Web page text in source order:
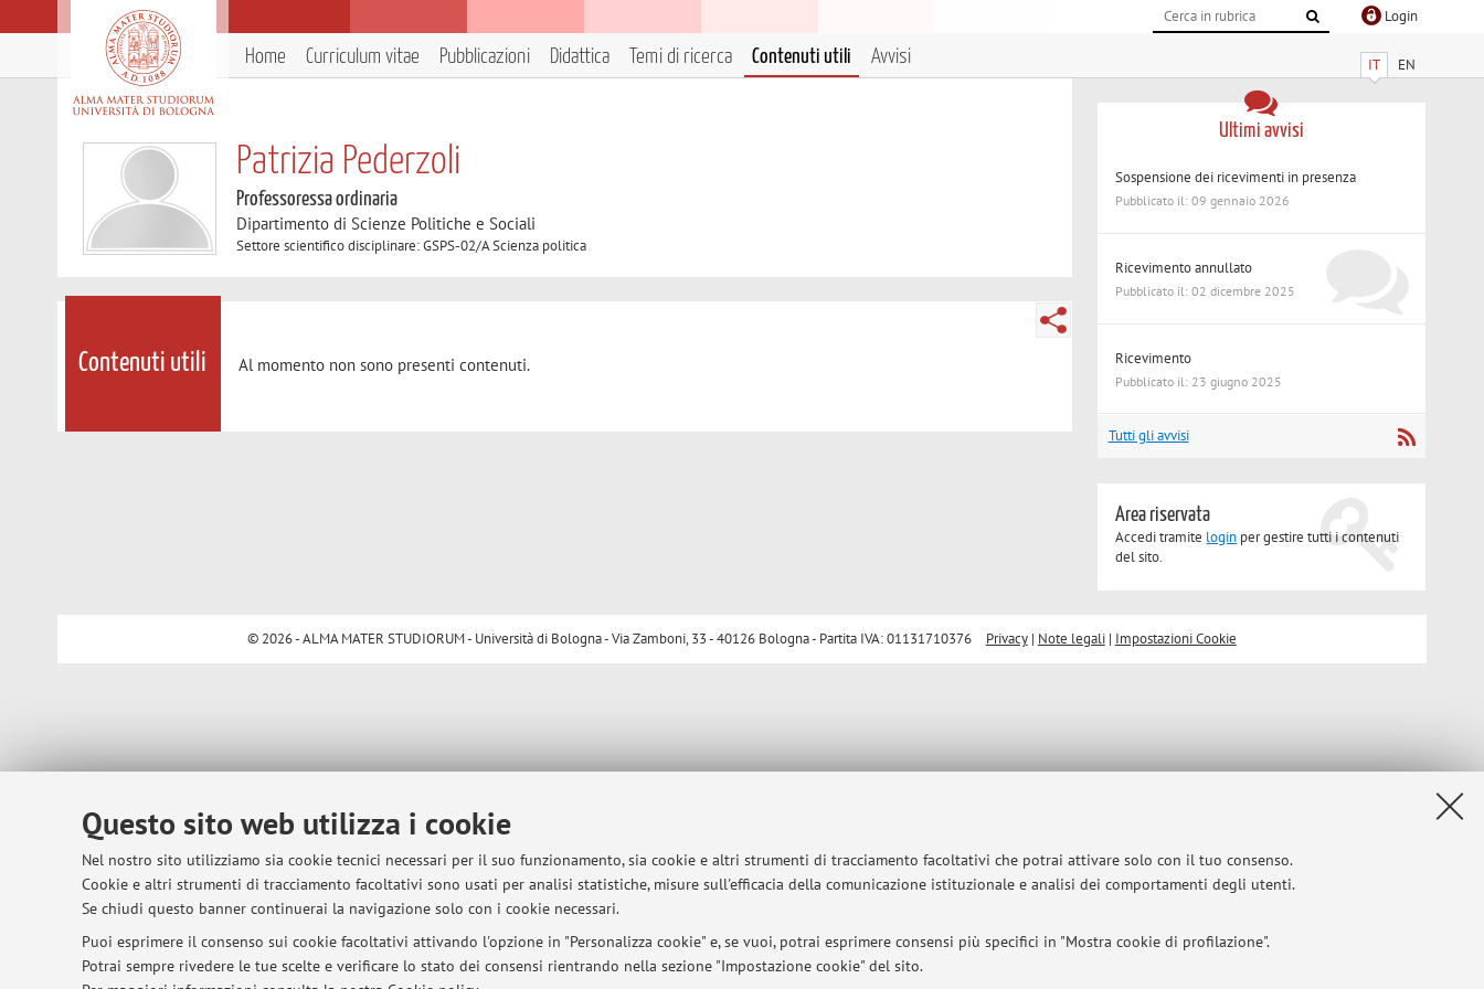
Questo sito web utilizza i cookie
Nel nostro sito utilizziamo sia cookie tecnici necessari per il suo funzionamento, sia cookie e altri strumenti di tracciamento facoltativi che potrai attivare solo con il tuo consenso.
Cookie e altri strumenti di tracciamento facoltativi sono usati per analisi statistiche, misure sull'efficacia della comunicazione istituzionale e analisi dei comportamenti degli utenti.
Se chiudi questo banner continuerai la navigazione solo con i cookie necessari.
Puoi esprimere il consenso sui cookie facoltativi attivando l'opzione in "Personalizza cookie" e, se vuoi, potrai esprimere consensi più specifici in "Mostra cookie di profilazione".
Potrai sempre rivedere le tue scelte e verificare lo stato dei consensi rientrando nella sezione "Impostazione cookie" del sito.
Login
IT EN
Home Curriculum vitae Pubblicazioni Didattica Temi di ricerca Contenuti utili Avvisi
Patrizia Pederzoli
Professoressa ordinaria
Dipartimento di Scienze Politiche e Sociali
Settore scientifico disciplinare: GSPS-02/A Scienza politica
Contenuti utili Al momento non sono presenti contenuti.
Ultimi avvisi
Sospensione dei ricevimenti in presenza
Pubblicato il: 09 gennaio 2026
Ricevimento annullato
Pubblicato il: 02 dicembre 2025
Ricevimento
Pubblicato il: 23 giugno 2025
Tutti gli avvisi
Area riservata
Accedi tramite login per gestire tutti i contenuti
del sito.
© 2026 - ALMA MATER STUDIORUM - Università di Bologna - Via Zamboni, 33 - 40126 Bologna - Partita IVA: 01131710376 Privacy| Note legali| Impostazioni Cookie